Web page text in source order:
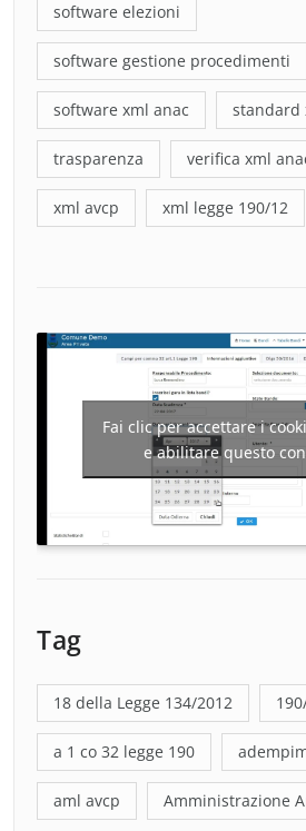
software elezioni
software gestione procedimenti
software xml anac standard
trasparenza verifica xml
xml avcp xml legge 190/12
Fai clic per accettare i
e abilitare questo
Tag
18 della Legge 134/2012
a 1 co 32 legge 190
aml avcp Amministrazione